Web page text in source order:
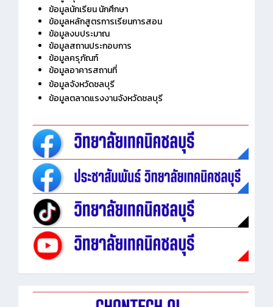
ข้อมูลนักเรียน นักศึกษา
ข้อมูลหลักสูตรการเรียนการสอน
ข้อมูลงบประมาณ
ข้อมูลสถานประกอบการ
ข้อมูลครุภัณฑ์
ข้อมูลอาคารสถานที่
ข้อมูลจังหวัดชลบุรี
ข้อมูลตลาดแรงงานจังหวัดชลบุรี